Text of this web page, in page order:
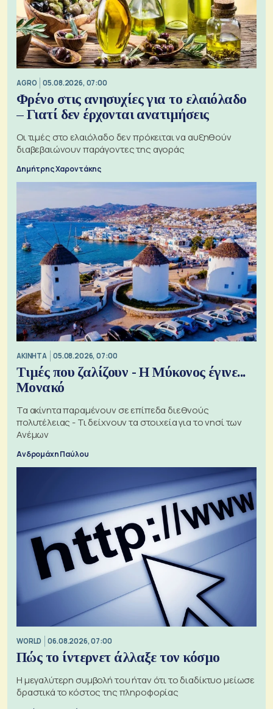
AGRO 05.08.2026, 07:00
Φρένο στις ανησυχίες για το ελαιόλαδο
– Γιατί δεν έρχονται ανατιμήσεις
Οι τιμές στο ελαιόλαδο δεν πρόκειται να αυξηθούν
διαβεβαιώνουν παράγοντες της αγοράς
Δημήτρης Χαροντάκης
ΑΚΙΝΗΤΑ 05.08.2026, 07:00
Τιμές που ζαλίζουν - Η Μύκονος έγινε...
Μονακό
Τα ακίνητα παραμένουν σε επίπεδα διεθνούς
πολυτέλειας - Τι δείχνουν τα στοιχεία για το νησί των
Ανέμων
Ανδρομάχη Παύλου
WORLD 06.08.2026, 07:00
Πώς το ίντερνετ άλλαξε τον κόσμο
Η μεγαλύτερη συμβολή του ήταν ότι το διαδίκτυο μείωσε
δραστικά το κόστος της πληροφορίας